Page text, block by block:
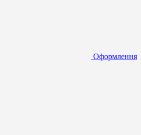
Оформлення